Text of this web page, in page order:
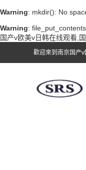
Warning: mkdir(): No
Warning:
国产v欧美v日韩在线观看,
歡迎來到南京国产v